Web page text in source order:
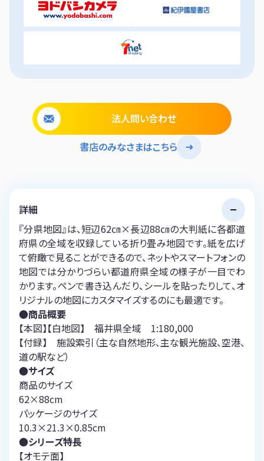
法人問い合わせ
書店のみなさまはこちら
詳細
『分県地図』は、短辺62㎝×長辺88㎝の大判紙に各都道
府県の全域を収録している折り畳み地図です。紙を広げ
て俯瞰で見ることができるので、ネットやスマートフォンの
地図では分かりづらい都道府県全域の様子が一目でわ
かります。ペンで書き込んだり、シールを貼ったりして、オ
リジナルの地図にカスタマイズするのにも最適です。
●商品概要
【本図】【白地図】 福井県全域 1:180,000
【付録】 施設索引（主な自然地形、主な観光施設、空港、
道の駅など）
●サイズ
商品のサイズ
62×88cm
パッケージのサイズ
10.3×21.3×0.85cm
●シリーズ特長
【オモテ面】